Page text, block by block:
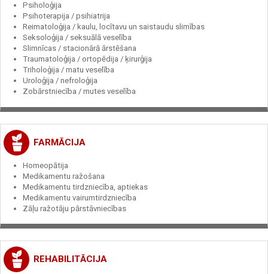
Psiholoģija
Psihoterapija / psihiatrija
Reimatoloģija / kaulu, locītavu un saistaudu slimības
Seksoloģija / seksuālā veselība
Slimnīcas / stacionārā ārstēšana
Traumatoloģija / ortopēdija / ķirurģija
Triholoģija / matu veselība
Uroloģija / nefroloģija
Zobārstniecība / mutes veselība
FARMĀCIJA
Homeopātija
Medikamentu ražošana
Medikamentu tirdzniecība, aptiekas
Medikamentu vairumtirdzniecība
Zāļu ražotāju pārstāvniecības
REHABILITĀCIJA